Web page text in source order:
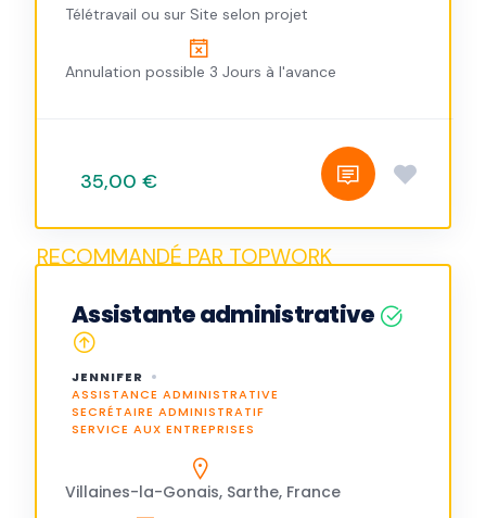
Télétravail ou sur Site selon projet
Annulation possible 3 Jours à l'avance
35,00 €
Assistante administrative
JENNIFER
ASSISTANCE ADMINISTRATIVE
SECRÉTAIRE ADMINISTRATIF
SERVICE AUX ENTREPRISES
Villaines-la-Gonais, Sarthe, France